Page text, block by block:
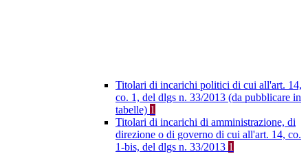
Titolari di incarichi politici di cui all'art. 14,
co. 1, del dlgs n. 33/2013 (da pubblicare in
tabelle) 1
Titolari di incarichi di amministrazione, di
direzione o di governo di cui all'art. 14, co.
1-bis, del dlgs n. 33/2013 1